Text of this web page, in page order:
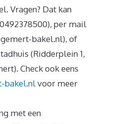
Vragen? Dat kan
per mail
bakel.nl), of
(Ridderplein 1,
Check ook eens
bakel.nlvoor meer
met een